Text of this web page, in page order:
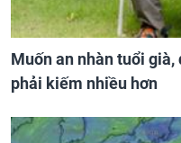
Muốn an nhàn tuổi
phải kiếm nhiều hơn